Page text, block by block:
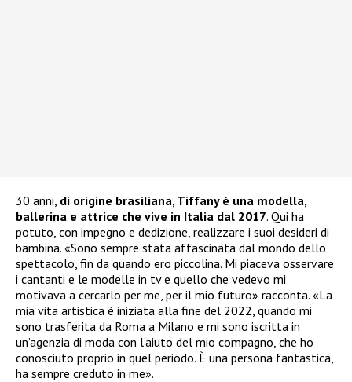
30 anni, di origine brasiliana, Tiffany è una modella,
ballerina e attrice che vive in Italia dal 2017. Qui ha
potuto, con impegno e dedizione, realizzare i suoi desideri di
bambina. «Sono sempre stata affascinata dal mondo dello
spettacolo, fin da quando ero piccolina. Mi piaceva osservare
i cantanti e le modelle in tv e quello che vedevo mi
motivava a cercarlo per me, per il mio futuro» racconta. «La
mia vita artistica è iniziata alla fine del 2022, quando mi
sono trasferita da Roma a Milano e mi sono iscritta in
un’agenzia di moda con l’aiuto del mio compagno, che ho
conosciuto proprio in quel periodo. È una persona fantastica,
ha sempre creduto in me».